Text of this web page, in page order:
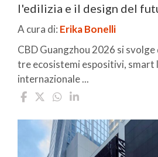
l'edilizia e il design del
A cura di: Erika Bonelli
CBD Guangzhou 2026 si
tre ecosistemi espositivi, smart
internazionale ...